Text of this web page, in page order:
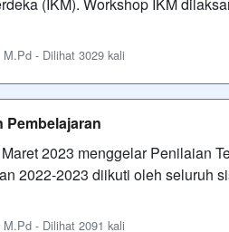
- Dilihat 3029 kali
Pembelajaran
2023 menggelar Penilaian
2022-2023 diikuti oleh seluruh
- Dilihat 2091 kali